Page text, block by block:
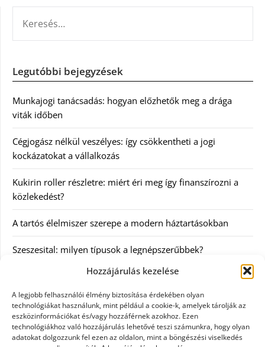
Hozzájárulás kezelése
A legjobb felhasználói élmény biztosítása érdekében olyan
technológiákat használunk, mint például a cookie-k, amelyek tárolják az
eszközinformációkat és/vagy hozzáférnek azokhoz. Ezen
technológiákhoz való hozzájárulás lehetővé teszi számunkra, hogy olyan
adatokat dolgozzunk fel ezen az oldalon, mint a böngészési viselkedés
Legutóbbi bejegyzések
Munkajogi tanácsadás: hogyan előzhetők meg a drága
viták időben
Cégjogász nélkül veszélyes: így csökkentheti a jogi
kockázatokat a vállalkozás
Kukirin roller részletre: miért éri meg így finanszírozni a
közlekedést?
A tartós élelmiszer szerepe a modern háztartásokban
Szeszesital: milyen típusok a legnépszerűbbek?
Egyéb
Irodalom